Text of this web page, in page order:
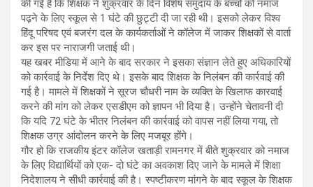
की गई है कि शिक्षक ने शुक्रवार के दिन विशेष समुदाय के बच्चों को नमाज
पढ़ने के लिए स्कूल से 1 घंटे की छुट्टी दी जा रही थी। इसको लेकर विश्व
हिंदू परिषद एवं बजरंग दल के कार्यकर्ताओं ने कॉलेज में जाकर शिक्षकों से वार्ता
कर इस पर नाराजगी जताई थी।
यह खबर मीडिया में आने के बाद सरकार ने इसका संज्ञान लेते हुए अधिकारियों
को कार्रवाई के निर्देश दिए थे। इसके बाद शिक्षक के निलंबन की कार्रवाई की
गई है। मामले में शिक्षकों ने सूरज चौधरी नाम के व्यक्ति के खिलाफ कारवाई
करने की मांग को लेकर एसडीएम को ज्ञापन भी दिया है। उन्होंने चेतावनी दी
कि यदि 72 घंटे के भीतर निलंबन की कार्रवाई को वापस नहीं लिया गया, तो
शिक्षक उग्र आंदोलन करने के लिए मजबूर होंगे।
गौर हो कि राजकीय इंटर कॉलेज खताड़ी रामनगर में बीते शुक्रवार को नमाज
के लिए विद्यार्थियों को एक- दो घंटे का अवकाश दिए जाने के मामले में शिक्षा
निदेशालय ने सीधी कार्रवाई की है। स्पष्टीकरण मांगने के बाद स्कूल के शिक्षक